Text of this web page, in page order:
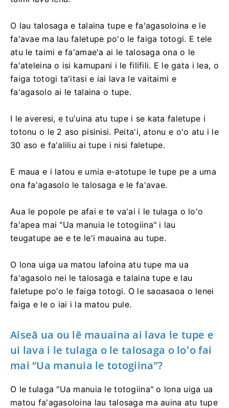
O lau talosaga e talaina tupe e fa'agasoloina e le
fa'avae ma lau faletupe po'o le faiga totogi. E tele
atu le taimi e fa'amae'a ai le talosaga ona o le
fa'ateleina o isi kamupani i le filifili. E le gata i lea, o
faiga totogi ta'itasi e iai lava le vaitaimi e
fa'agasolo ai le talaina o tupe.
I le averesi, e tu'uina atu tupe i se kata faletupe i
totonu o le 2 aso pisinisi. Peita'i, atonu e o'o atu i le
30 aso e fa'aliliu ai tupe i nisi faletupe.
E maua e i latou e umia e-atotupe le tupe pe a uma
ona fa'agasolo le talosaga e le fa'avae.
Aua le popole pe afai e te va'ai i le tulaga o lo'o
fa'apea mai "Ua manuia le totogiina" i lau
teugatupe ae e te le'i mauaina au tupe.
O lona uiga ua matou lafoina atu tupe ma ua
fa'agasolo nei le talosaga e talaina tupe e lau
faletupe po'o le faiga totogi. O le saoasaoa o lenei
faiga e le o iai i la matou pule.
Aiseā ua ou lē mauaina ai lava le tupe e
ui lava i le tulaga o le talosaga o loʻo fai
mai “Ua manuia le totogiina”?
O le tulaga "Ua manuia le totogiina" o lona uiga ua
matou fa'agasoloina lau talosaga ma auina atu tupe